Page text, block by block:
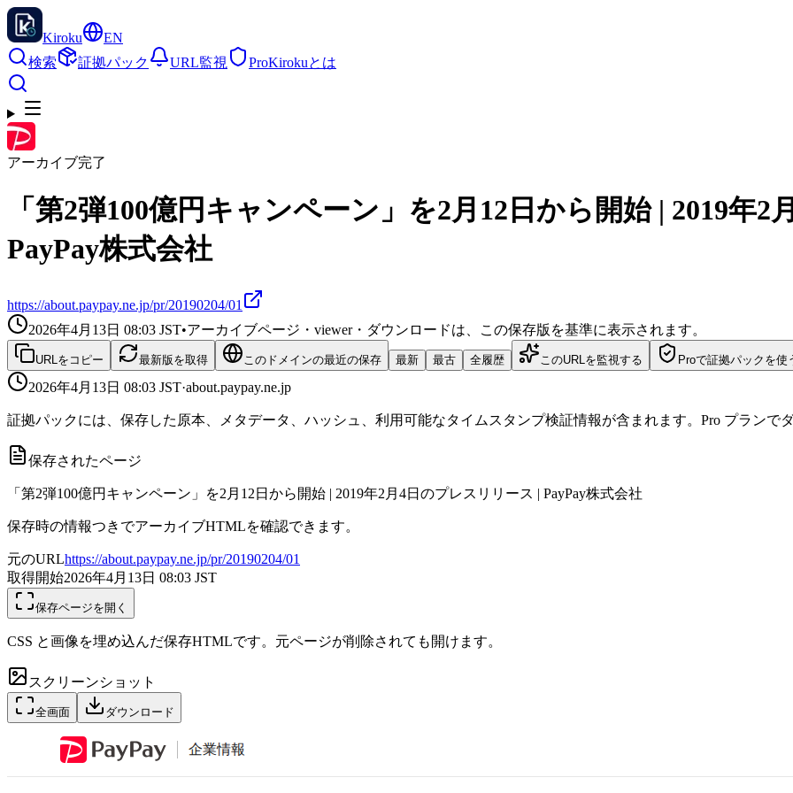
Kiroku
EN
検索
証拠パック URL監視 ProKirokuとは
アーカイブ完了
「第2弾100億円キャンペーン」を2月12日から開始 | 2019年
PayPay株式会社
https://about.paypay.ne.jp/pr/20190204/01
2026年4月13日 08:03 JST•アーカイブページ・viewer・ダウンロードは、この保存版を基準に表示されます。
URLをコピー 最新版を取得 このドメインの最近の保存 最新 最古 全履歴 このURLを監視する Proで証拠パックを使
2026年4月13日 08:03 JST·about.paypay.ne.jp
証拠パックには、保存した原本、メタデータ、ハッシュ、利用可能なタイムスタンプ検証情報が含まれます。Pro プランで
保存されたページ
「第2弾100億円キャンペーン」を2月12日から開始 | 2019年2月4日のプレスリリース | PayPay株式会社
保存時の情報つきでアーカイブHTMLを確認できます。
元のURLhttps://about.paypay.ne.jp/pr/20190204/01
取得開始2026年4月13日 08:03 JST
保存ページを開く
CSS と画像を埋め込んだ保存HTMLです。元ページが削除されても開けます。
スクリーンショット
全画面 ダウンロード